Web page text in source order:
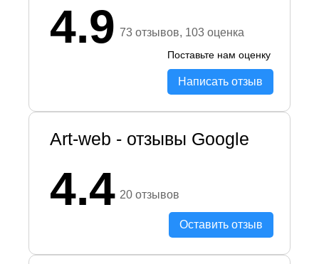
4.9 73 отзывов, 103 оценка
Поставьте нам оценку
Написать отзыв
Art-web - отзывы Google
4.4 20 отзывов
Оставить отзыв